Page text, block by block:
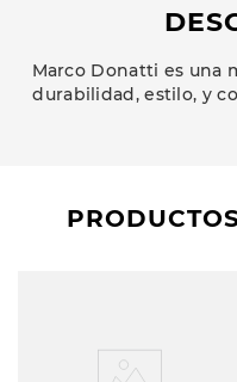
Marco Donatti es una
durabilidad, estilo, y